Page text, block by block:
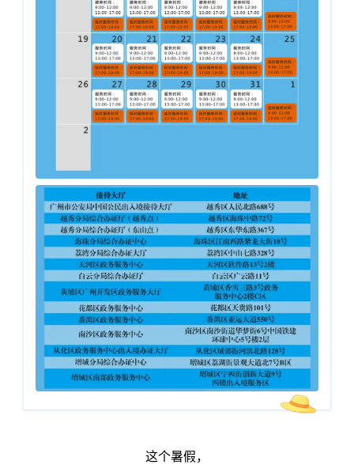
这个暑假，